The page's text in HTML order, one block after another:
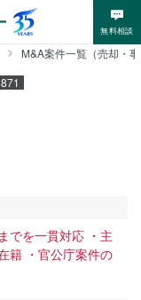
無料相談
M&A案件一覧（売却・
でを一貫対応 ・主
籍 ・官公庁案件の